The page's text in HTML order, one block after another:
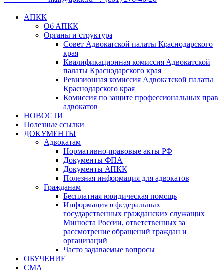
АПКК
Об АПКК
Органы и структура
Совет Адвокатской палаты Краснодарского
края
Квалификационная комиссия Адвокатской
палаты Краснодарского края
Ревизионная комиссия Адвокатской палаты
Краснодарского края
Комиссия по защите профессиональных прав
адвокатов
НОВОСТИ
Полезные ссылки
ДОКУМЕНТЫ
Адвокатам
Нормативно-правовые акты РФ
Документы ФПА
Документы АПКК
Полезная информация для адвокатов
Гражданам
Бесплатная юридическая помощь
Информация о федеральных
государственных гражданских служащих
Минюста России, ответственных за
рассмотрение обращений граждан и
организаций
Часто задаваемые вопросы
ОБУЧЕНИЕ
СМА